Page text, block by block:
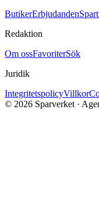
ButikerErbjudanden
Redaktion
Om ossFavoriterSök
Juridik
IntegritetspolicyVillkor
© 2026 Sparverket ·